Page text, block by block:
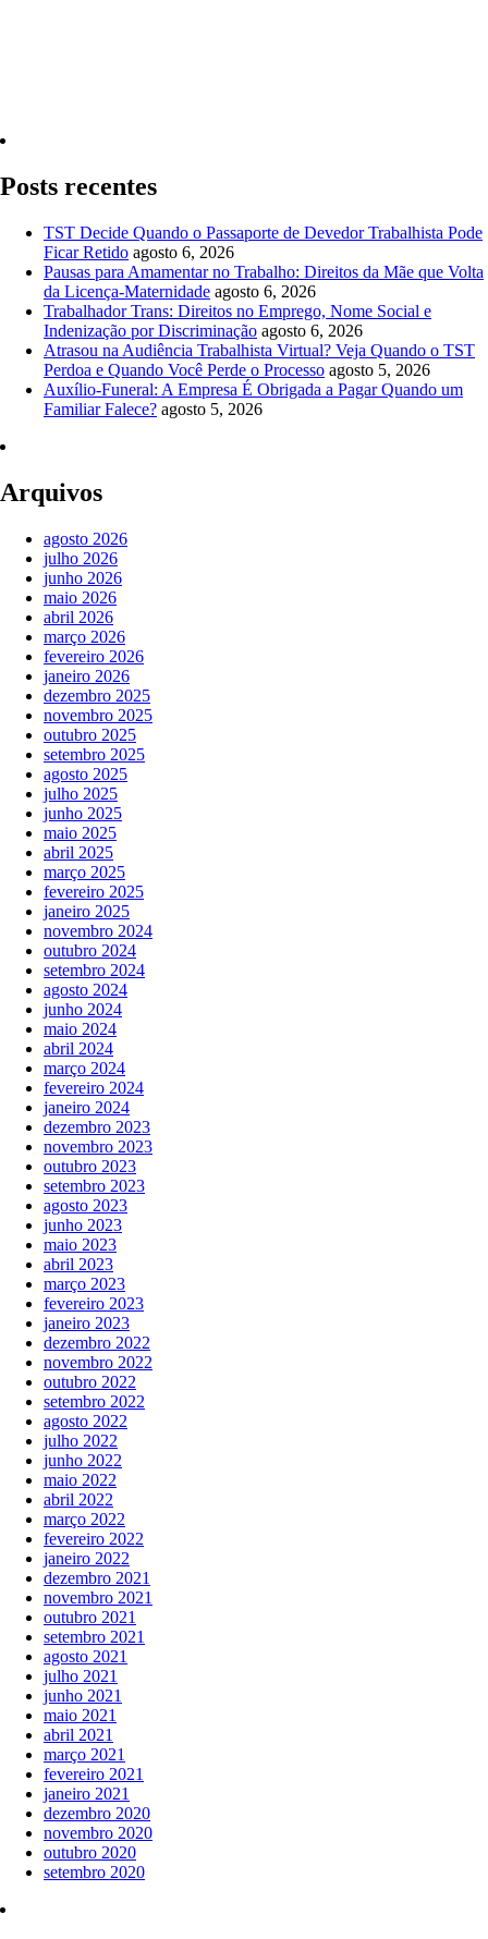
Posts recentes
TST Decide Quando o Passaporte de Devedor Trabalhista Pode
Ficar Retido agosto 6, 2026
Pausas para Amamentar no Trabalho: Direitos da Mãe que Volta
da Licença-Maternidade agosto 6, 2026
Trabalhador Trans: Direitos no Emprego, Nome Social e
Indenização por Discriminação agosto 6, 2026
Atrasou na Audiência Trabalhista Virtual? Veja Quando o TST
Perdoa e Quando Você Perde o Processo agosto 5, 2026
Auxílio-Funeral: A Empresa É Obrigada a Pagar Quando um
Familiar Falece? agosto 5, 2026
Arquivos
agosto 2026
julho 2026
junho 2026
maio 2026
abril 2026
março 2026
fevereiro 2026
janeiro 2026
dezembro 2025
novembro 2025
outubro 2025
setembro 2025
agosto 2025
julho 2025
junho 2025
maio 2025
abril 2025
março 2025
fevereiro 2025
janeiro 2025
novembro 2024
outubro 2024
setembro 2024
agosto 2024
junho 2024
maio 2024
abril 2024
março 2024
fevereiro 2024
janeiro 2024
dezembro 2023
novembro 2023
outubro 2023
setembro 2023
agosto 2023
junho 2023
maio 2023
abril 2023
março 2023
fevereiro 2023
janeiro 2023
dezembro 2022
novembro 2022
outubro 2022
setembro 2022
agosto 2022
julho 2022
junho 2022
maio 2022
abril 2022
março 2022
fevereiro 2022
janeiro 2022
dezembro 2021
novembro 2021
outubro 2021
setembro 2021
agosto 2021
julho 2021
junho 2021
maio 2021
abril 2021
março 2021
fevereiro 2021
janeiro 2021
dezembro 2020
novembro 2020
outubro 2020
setembro 2020